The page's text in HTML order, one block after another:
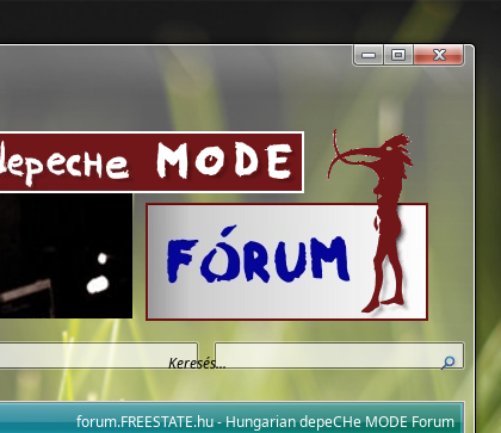
forum.FREESTATE.hu - Hungarian depeCHe MODE Forum